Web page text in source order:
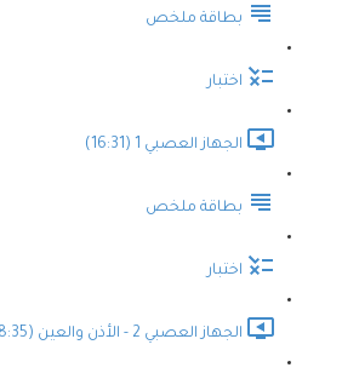
بطاقة ملخص
اختبار
الجهاز العصبي 1 (16:31)
بطاقة ملخص
اختبار
الجهاز العصبي 2 - الأذن والعين (8:35)